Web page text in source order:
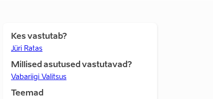
Kes vastutab?
Jüri Ratas
Millised asutused vastutavad?
Vabariigi Valitsus
Teemad